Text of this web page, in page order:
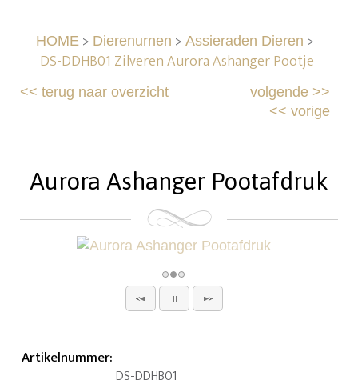
HOME> Dierenurnen > Assieraden Dieren >
DS-DDHB01 Zilveren Aurora Ashanger Pootje
<<terug naar overzicht volgende>>
<< vorige
Aurora Ashanger Pootafdruk
Artikelnummer:
DS-DDHB01